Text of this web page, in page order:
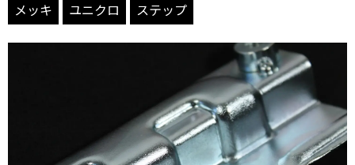
メッキ
ユニクロ ステップ